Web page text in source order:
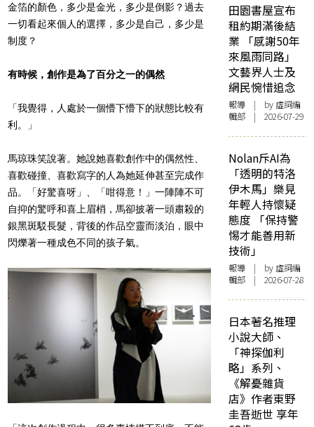
金箔的顏色，多少是金光，多少是倒影？過去
一切看起來個人的選擇，多少是自己，多少是
制度？
有時候，創作是為了百分之一的偶然
「我覺得，人處於一個懵下懵下的狀態比較有
利。」
馬琼珠笑說著。她說她喜歡創作中的偶然性、
喜歡碰撞、喜歡寫字的人為她延伸甚至完成作
品。「好驚喜呀」、「咁得意！」一陣陣不可
自抑的驚呼和喜上眉梢，馬卻披著一頭肅殺的
銀黑斑駁長髮，背後的作品空靈而淡泊，眼中
閃爍著一種成色不同的孩子氣。
田園書屋宣布
租約期滿後結
業 「感謝50年
來風雨同路」
文藝界人士及
網民惋惜追念
報導 | by 虛詞編
輯部 | 2026-07-29
Nolan斥AI為
「透明的特洛
伊木馬」樂見
年輕人持懷疑
態度 「保持警
惕才能善用新
技術」
報導 | by 虛詞編
輯部 | 2026-07-28
日本著名推理
小說大師、
「神探伽利
略」系列、
《解憂雜貨
店》作者東野
圭吾逝世 享年